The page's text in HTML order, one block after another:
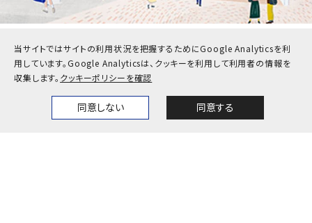
当サイトではサイトの利用状況を把握するためにGoogle Analyticsを利
用しています。Google Analyticsは、クッキーを利用して利用者の情報を
収集します。 クッキーポリシーを確認
同意しない 同意する
News Themes
受験生
在学生・保護者
卒業生